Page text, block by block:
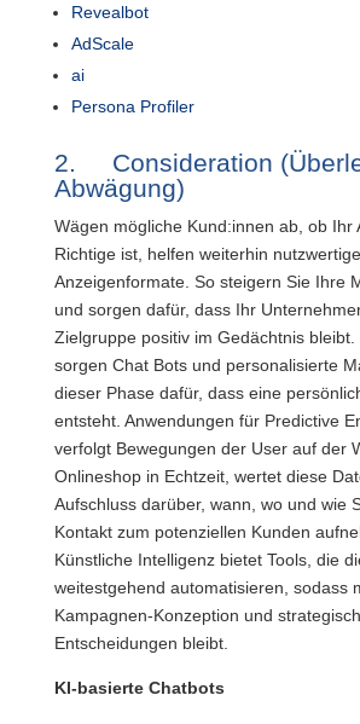
Revealbot
AdScale
ai
Persona Profiler
2. Consideration
Abwägung)
Wägen mögliche Kund:innen ab, ob Ihr
Richtige ist, helfen weiterhin
Anzeigenformate. So steigern Sie Ihre
und sorgen dafür, dass Ihr
Zielgruppe positiv im Gedächtnis bleibt.
sorgen Chat Bots und personalisierte
dieser Phase dafür, dass eine
entsteht. Anwendungen für Predictive
verfolgt Bewegungen der User auf der
Onlineshop in Echtzeit, wertet diese
Aufschluss darüber, wann, wo und wie
Kontakt zum potenziellen Kunden
Künstliche Intelligenz bietet Tools, die
weitestgehend automatisieren, sodass
Kampagnen-Konzeption und
Entscheidungen bleibt.
KI-basierte Chatbots